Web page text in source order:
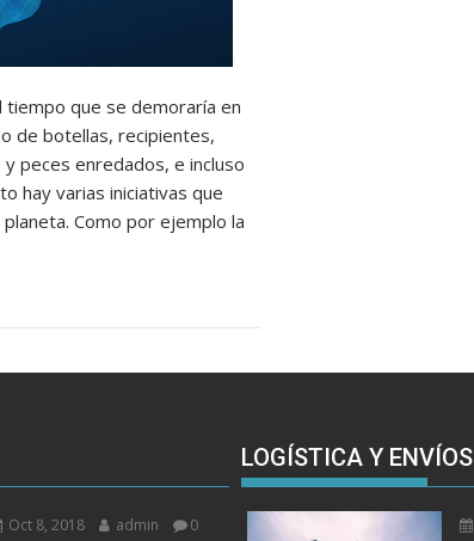
que se demoraría en
de botellas, recipientes,
peces enredados, e incluso
hay varias iniciativas que
Como por ejemplo la
Oct 8, 2018 admin 0
LOGÍSTICA Y ENVÍOS